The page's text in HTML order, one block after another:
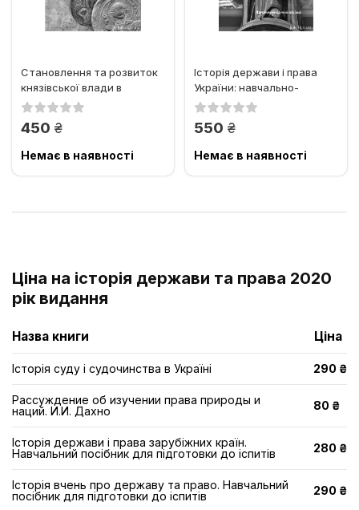
Становлення та розвиток
князівської влади в
Київській Русі в ІХ - на...
450 грн.
Немає в наявності
Історія держави і права
України: навчально-
методичний посібник
550 грн.
Немає в наявності
Ціна на історія держави та права 2020
рік видання
Назва книги Ціна
Історія суду і судочинства в Україні 290 ₴
Рассуждение об изучении права природы и
наций. И.И. Дахно
80 ₴
Історія держави і права зарубіжних країн.
Навчальний посібник для підготовки до іспитів
280 ₴
Історія вчень про державу та право. Навчальний
посібник для підготовки до іспитів
290 ₴